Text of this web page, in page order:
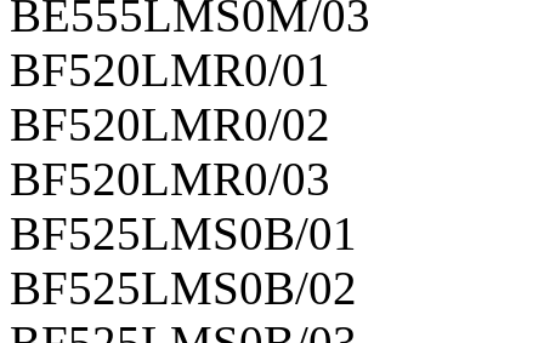
BE555LMS0M/03
BF520LMR0/01
BF520LMR0/02
BF520LMR0/03
BF525LMS0B/01
BF525LMS0B/02